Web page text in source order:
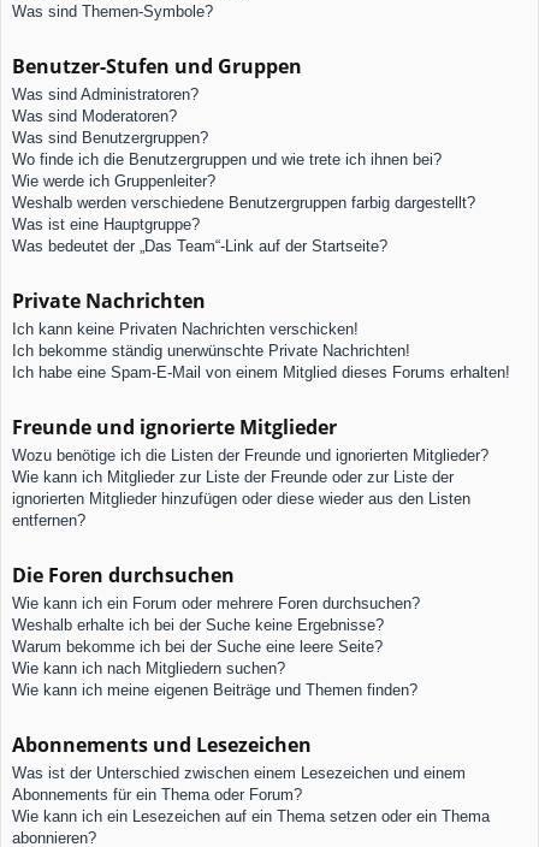
Was sind Themen-Symbole?
Benutzer-Stufen und Gruppen
Was sind Administratoren?
Was sind Moderatoren?
Was sind Benutzergruppen?
Wo finde ich die Benutzergruppen und wie trete ich ihnen bei?
Wie werde ich Gruppenleiter?
Weshalb werden verschiedene Benutzergruppen farbig dargestellt?
Was ist eine Hauptgruppe?
Was bedeutet der „Das Team“-Link auf der Startseite?
Private Nachrichten
Ich kann keine Privaten Nachrichten verschicken!
Ich bekomme ständig unerwünschte Private Nachrichten!
Ich habe eine Spam-E-Mail von einem Mitglied dieses Forums erhalten!
Freunde und ignorierte Mitglieder
Wozu benötige ich die Listen der Freunde und ignorierten Mitglieder?
Wie kann ich Mitglieder zur Liste der Freunde oder zur Liste der
ignorierten Mitglieder hinzufügen oder diese wieder aus den Listen
entfernen?
Die Foren durchsuchen
Wie kann ich ein Forum oder mehrere Foren durchsuchen?
Weshalb erhalte ich bei der Suche keine Ergebnisse?
Warum bekomme ich bei der Suche eine leere Seite?
Wie kann ich nach Mitgliedern suchen?
Wie kann ich meine eigenen Beiträge und Themen finden?
Abonnements und Lesezeichen
Was ist der Unterschied zwischen einem Lesezeichen und einem
Abonnements für ein Thema oder Forum?
Wie kann ich ein Lesezeichen auf ein Thema setzen oder ein Thema
abonnieren?